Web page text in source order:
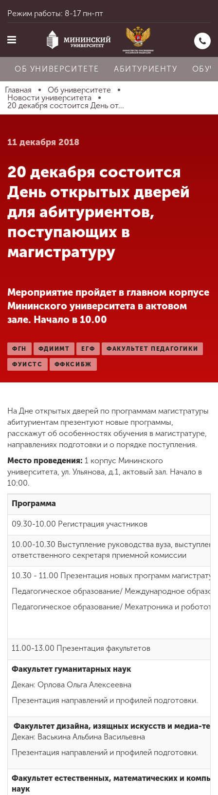
Главная
Абитуриенту
Обучение
Наука
Международная
деятельность
деятельности
Сведения об
образовательной
организации
Приемная
комиссия
+7 (831) 262-26-20
Режим работы: 8-17 пн-пт
ОБ УНИВЕРСИТЕТЕ АБИТУРИЕНТУ
Главная
Об университете
Новости университета
20 декабря состоится День от...
11 декабря 2018
20 декабря состоится
День открытых дверей
для абитуриентов,
поступающих в
магистратуру
Мероприятие пройдет в главном корпусе
Мининского университета в актовом
зале. Начало в 10.00
ФГН ФДИИМТ ЕГФ ФАКУЛЬТЕТ ПЕДАГОГИКИ
ФУИСТС ФФКСИБЖ
На Дне открытых дверей по программам магистратуры
абитуриентам презентуют новые программы,
расскажут об особенностях обучения в магистратуре,
направлениях подготовки и о порядке поступления.
Место проведения: 1 корпус Мининского
университета, ул. Ульянова, д.1, актовый зал. Начало в
10:00.
Программа
09.30-10.00 Регистрация участников
10.00-10.30 Выступление руководства вуза,
ответственного секретаря приемной комиссии
10.30 - 11.00 Презентация новых программ
Педагогическое образование/ Международное
Педагогическое образование/ Мехатроника и
11.00-13.00 Презентация факультетов
Факультет гуманитарных наук
Декан: Орлова Ольга Алексеевна
Презентация направлений и профилей подготовки.
Факультет дизайна, изящных искусств и медиа-
Декан: Васькина Альбина Васильевна
Презентация направлений и профилей подготовки.
Факультет естественных, математических и
наук